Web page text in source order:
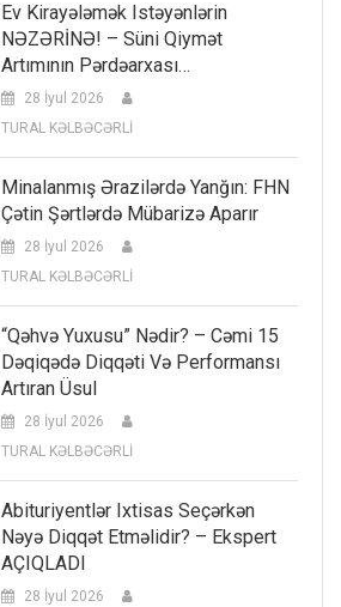
Ev Kirayələmək Istəyənlərin
NƏZƏRİNƏ! – Süni Qiymət
Artımının Pərdəarxası…
28 İyul 2026
TURAL KƏLBƏCƏRLİ
Minalanmış Ərazilərdə Yanğın: FHN
Çətin Şərtlərdə Mübarizə Aparır
28 İyul 2026
TURAL KƏLBƏCƏRLİ
“Qəhvə Yuxusu” Nədir? – Cəmi 15
Dəqiqədə Diqqəti Və Performansı
Artıran Üsul
28 İyul 2026
TURAL KƏLBƏCƏRLİ
Abituriyentlər Ixtisas Seçərkən
Nəyə Diqqət Etməlidir? – Ekspert
AÇIQLADI
28 İyul 2026